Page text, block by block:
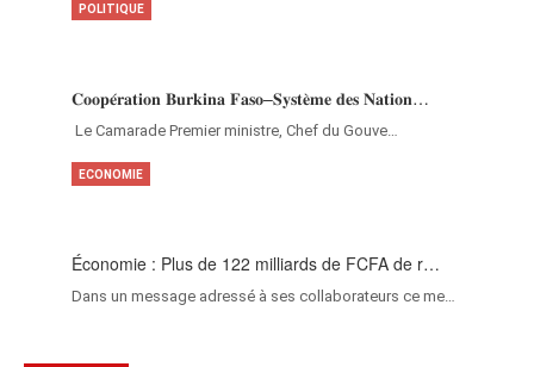
𝐂𝐨𝐨𝐩𝐞́𝐫𝐚𝐭𝐢𝐨𝐧 𝐁𝐮𝐫𝐤𝐢𝐧𝐚 𝐅𝐚𝐬𝐨–𝐒𝐲𝐬𝐭𝐞̀𝐦𝐞 𝐝𝐞𝐬 𝐍𝐚𝐭𝐢𝐨𝐧…
‎Le Camarade Premier ministre, Chef du Gouve…
POLITIQUE
Économie : Plus de 122 milliards de FCFA de r…
Dans un message adressé à ses collaborateurs ce me…
ECONOMIE